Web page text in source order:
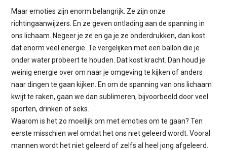
Maar emoties zijn enorm belangrijk. Ze zijn onze
richtingaanwijzers. En ze geven ontlading aan de spanning in
ons lichaam. Negeer je ze en ga je ze onderdrukken, dan kost
dat enorm veel energie. Te vergelijken met een ballon die je
onder water probeert te houden. Dat kost kracht. Dan houd je
weinig energie over om naar je omgeving te kijken of anders
naar dingen te gaan kijken. En om de spanning van ons lichaam
kwijt te raken, gaan we dan sublimeren, bijvoorbeeld door veel
sporten, drinken of seks.
Waarom is het zo moeilijk om met emoties om te gaan? Ten
eerste misschien wel omdat het ons niet geleerd wordt. Vooral
mannen wordt het niet geleerd of zelfs al heel jong afgeleerd.